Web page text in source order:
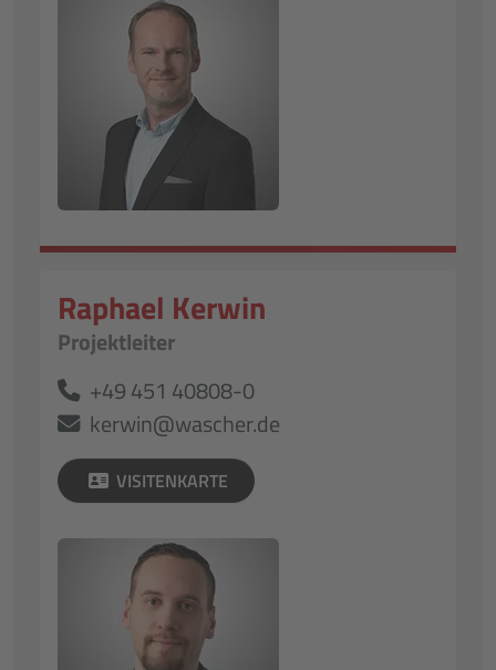
Raphael Kerwin
Projektleiter
+49 451 40808-0
kerwin@wascher.de
VISITENKARTE